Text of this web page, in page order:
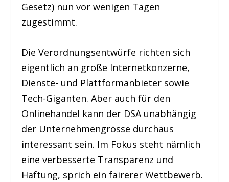
Gesetz) nun vor wenigen Tagen
zugestimmt.
Die Verordnungsentwürfe richten sich
eigentlich an große Internetkonzerne,
Dienste- und Plattformanbieter sowie
Tech-Giganten. Aber auch für den
Onlinehandel kann der DSA unabhängig
der Unternehmengrösse durchaus
interessant sein. Im Fokus steht nämlich
eine verbesserte Transparenz und
Haftung, sprich ein fairerer Wettbewerb.